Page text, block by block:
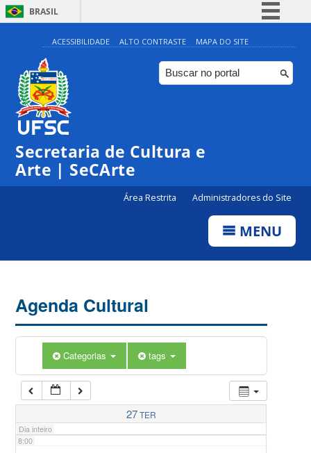
BRASIL
Simplifique!
Comunica BR
Participe
ACESSIBILIDADE ALTO CONTRASTE MAPA DO SITE
Secretaria de Cultura e
Arte | SeCArte
Área Restrita Administradores do Site
MENU
Agenda Cultural
Categorias tags
27TER
Dia inteiro
0:00
1:00
5:00
7:00
8:00